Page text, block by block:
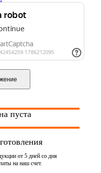
пуста
от 5 дней со дня
на наш счет.